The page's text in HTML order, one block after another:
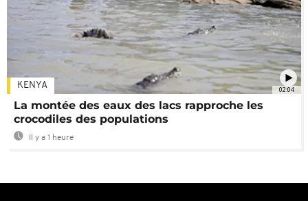
02:04
KENYA
La montée des eaux des lacs rapproche les
crocodiles des populations
Il y a 1 heure